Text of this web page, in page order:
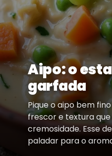
Aipo: o
garfada
Pique o aipo bem
frescor e textura
cremosidade. Esse
paladar para o